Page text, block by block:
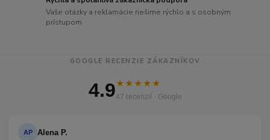
Vaše otázky a reklamácie riešime rýchlo a s osobným
prístupom
GOOGLE RECENZIE ZÁKAZNÍKOV
4.9★★★★★
47 recenzií · Google
AP Alena P.